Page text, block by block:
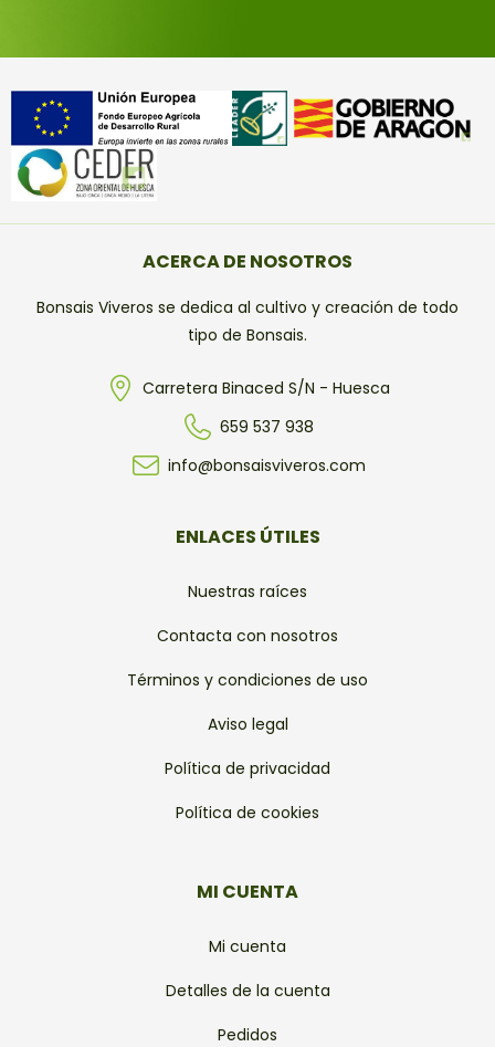
ACERCA DE NOSOTROS
Bonsais Viveros se dedica al cultivo y creación de todo
tipo de Bonsais.
Carretera Binaced S/N - Huesca
659 537 938
info@bonsaisviveros.com
ENLACES ÚTILES
Nuestras raíces
Contacta con nosotros
Términos y condiciones de uso
Aviso legal
Política de privacidad
Política de cookies
MI CUENTA
Mi cuenta
Detalles de la cuenta
Pedidos